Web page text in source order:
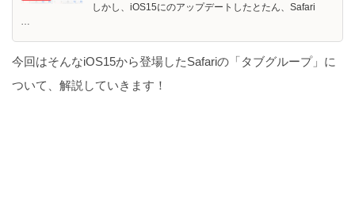
しかし、iOS15にのアップデートしたとたん、Safari
…
今回はそんなiOS15から登場したSafariの「タブグループ」に
ついて、解説していきます！